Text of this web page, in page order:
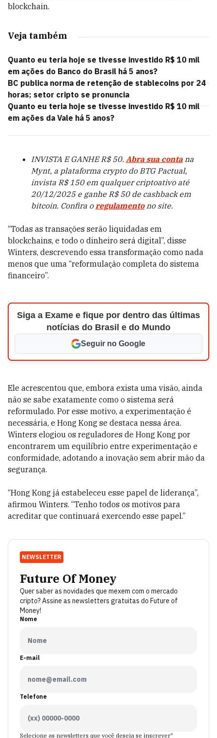
blockchain.
Veja também
Quanto eu teria hoje se tivesse investido R$ 10 mil
em ações do Banco do Brasil há 5 anos?
BC publica norma de retenção de stablecoins por 24
horas; setor cripto se pronuncia
Quanto eu teria hoje se tivesse investido R$ 10 mil
em ações da Vale há 5 anos?
INVISTA E GANHE R$ 50. Abra sua contana
Mynt, a plataforma crypto do BTG Pactual,
invista R$ 150 em qualquer criptoativo até
20/12/2025 e ganhe R$ 50 de cashback em
bitcoin. Confira oregulamento no site.
“Todas as transações serão liquidadas em
blockchains, e todo o dinheiro será digital”, disse
Winters, descrevendo essa transformação como nada
menos que uma “reformulação completa do sistema
financeiro”.
Siga a Exame e fique por dentro das últimas
notícias do Brasil e do Mundo
Seguir no Google
Ele acrescentou que, embora exista uma visão, ainda
não se sabe exatamente como o sistema será
reformulado. Por esse motivo, a experimentação é
necessária, e Hong Kong se destaca nessa área.
Winters elogiou os reguladores de Hong Kong por
encontrarem um equilíbrio entre experimentação e
conformidade, adotando a inovação sem abrir mão da
segurança.
“Hong Kong já estabeleceu esse papel de liderança”,
afirmou Winters. “Tenho todos os motivos para
acreditar que continuará exercendo esse papel.”
NEWSLETTER
Future Of Money
Quer saber as novidades que mexem com o mercado
cripto? Assine as newsletters gratuitas do Future of
Money!
Nome
E-mail
Telefone
Selecione as newsletters que você deseja se inscrever*